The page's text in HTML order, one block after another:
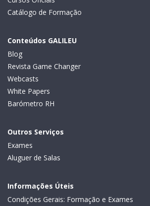
Catálogo de Formação
Conteúdos GALILEU
Blog
Revista Game Changer
Webcasts
White Papers
Barómetro RH
Outros Serviços
Exames
Aluguer de Salas
Informações Úteis
Condições Gerais: Formação e Exames